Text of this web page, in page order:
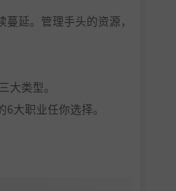
延。管理手头的资源，
类型。
大职业任你选择。
同游玩，为星球的未来